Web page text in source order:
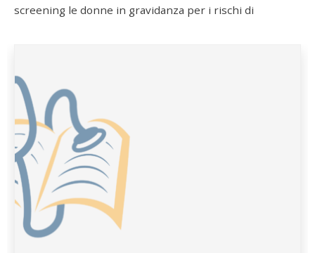
screening le donne in gravidanza per i rischi di